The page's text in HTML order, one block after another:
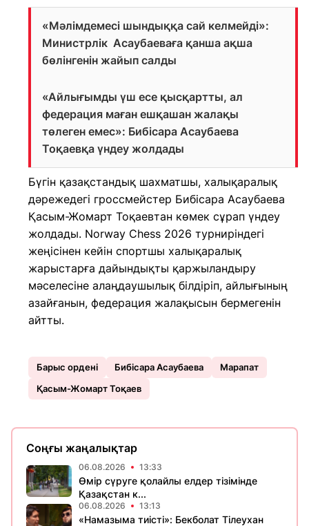
«Мәлімдемесі шындыққа сай келмейді»:
Министрлік Асаубаеваға қанша ақша
бөлінгенін жайып салды
«Айлығымды үш есе қысқартты, ал
федерация маған ешқашан жалақы
төлеген емес»: Бибісара Асаубаева
Тоқаевқа үндеу жолдады
Бүгін қазақстандық шахматшы, халықаралық
дәрежедегі гроссмейстер Бибісара Асаубаева
Қасым-Жомарт Тоқаевтан көмек сұрап үндеу
жолдады. Norway Chess 2026 турниріндегі
жеңісінен кейін спортшы халықаралық
жарыстарға дайындықты қаржыландыру
мәселесіне алаңдаушылық білдіріп, айлығының
азайғанын, федерация жалақысын бермегенін
айтты.
Барыс ордені Бибісара Асаубаева
Марапат
Қасым-Жомарт Тоқаев
Соңғы жаңалықтар
06.08.2026 13:33
Өмір сүруге қолайлы елдер тізімінде
Қазақстан к...
06.08.2026 13:13
«Намазыма тиісті»: Бекболат Тілеухан